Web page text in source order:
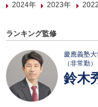
2024年
2023年
ランキング監修
慶應義塾
（非常勤）
鈴木